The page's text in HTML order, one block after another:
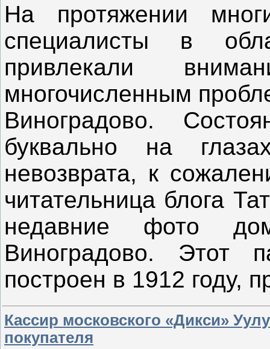
На протяжении
специалисты в
привлекали
многочисленным
Виноградово.
буквально на
невозврата, к
читательница блога
недавние фото
Виноградово. Этот
построен в 1912 году,
Кассир московского «Дикси»
покупателя